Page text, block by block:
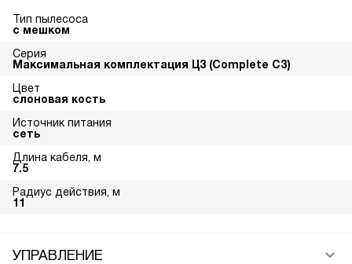
Тип пылесоса
с мешком
Серия
Максимальная комплектация Ц3 (Complete C3)
Цвет
слоновая кость
Источник питания
сеть
Длина кабеля, м
7.5
Радиус действия, м
11
УПРАВЛЕНИЕ